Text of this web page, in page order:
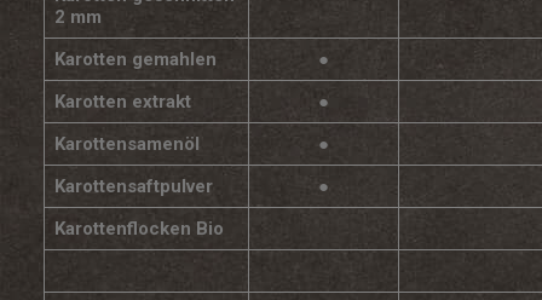
2 mm
Karotten gemahlen
●
Karotten extrakt
●
Karottensamenöl
●
Karottensaftpulver
●
Karottenflocken Bio